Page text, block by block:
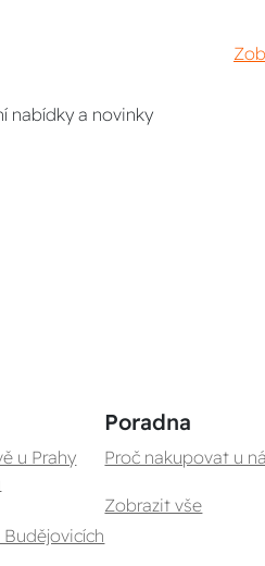
nabídky a novinky
u Prahy
Poradna
Proč nakupovat u
Zobrazit vše